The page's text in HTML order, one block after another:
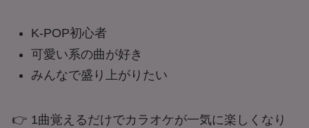
K-POP初心者
可愛い系の曲が好き
みんなで盛り上がりたい
👉 1曲覚えるだけでカラオケが一気に楽しくなり